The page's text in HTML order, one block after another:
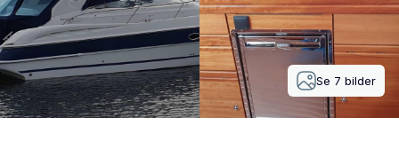
Se 7 bilder